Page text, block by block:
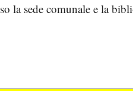
la sede comunale e la